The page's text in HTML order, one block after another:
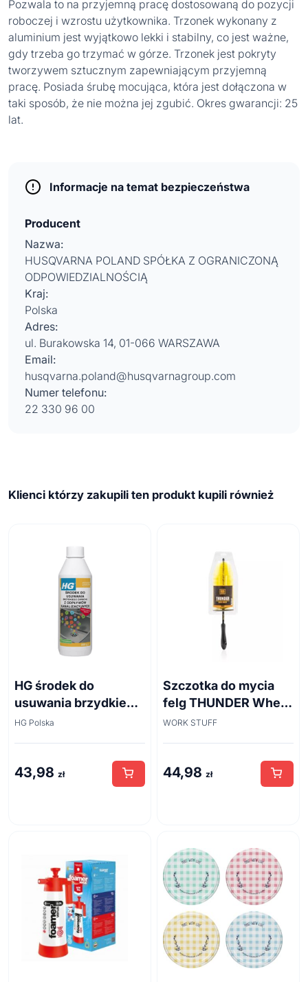
Pozwala to na przyjemną pracę dostosowaną do pozycji
roboczej i wzrostu użytkownika. Trzonek wykonany z
aluminium jest wyjątkowo lekki i stabilny, co jest ważne,
gdy trzeba go trzymać w górze. Trzonek jest pokryty
tworzywem sztucznym zapewniającym przyjemną
pracę. Posiada śrubę mocująca, która jest dołączona w
taki sposób, że nie można jej zgubić. Okres gwarancji: 25
lat.
Informacje na temat bezpieczeństwa
Producent
Nazwa:
HUSQVARNA POLAND SPÓŁKA Z OGRANICZONĄ
ODPOWIEDZIALNOŚCIĄ
Kraj:
Polska
Adres:
ul. Burakowska 14, 01-066 WARSZAWA
Email:
husqvarna.poland@husqvarnagroup.com
Numer telefonu:
22 330 96 00
Klienci którzy zakupili ten produkt kupili również
HG środek do
usuwania brzydkiego
zapachu z odpływów
HG Polska
43,98 zł
Szczotka do mycia
felg THUNDER Wheel
Brush 45cm
WORK STUFF
44,98 zł